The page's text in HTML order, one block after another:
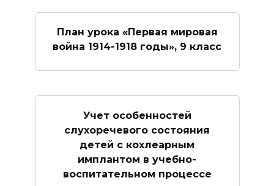
План урока «Первая мировая
война 1914-1918 годы», 9 класс
Учет особенностей
слухоречевого состояния
детей с кохлеарным
имплантом в учебно-
воспитательном процессе